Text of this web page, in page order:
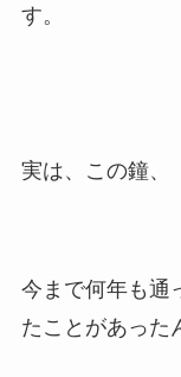
す。
実は、この鐘、
今まで何年も通
たことがあった